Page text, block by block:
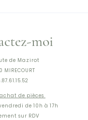
ne souhaitez pas
moi
de Mazirot
MIRECOURT
de pièces
de 10h à 17h
sur RDV